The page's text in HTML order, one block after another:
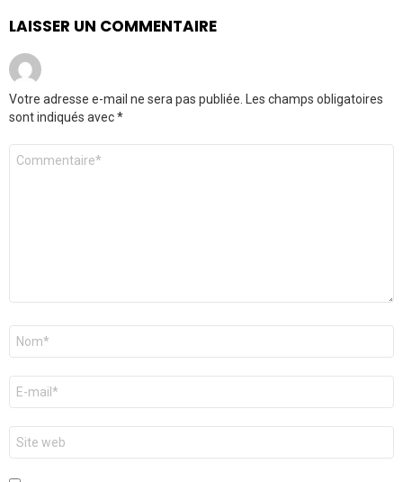
LAISSER UN COMMENTAIRE
Votre adresse e-mail ne sera pas publiée.
Les champs obligatoires
sont indiqués avec*
Commentaire
Nom
E-
mail
*
Site
web